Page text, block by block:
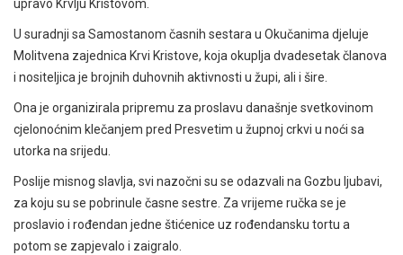
upravo Krvlju Kristovom.
U suradnji sa Samostanom časnih sestara u Okučanima djeluje
Molitvena zajednica Krvi Kristove, koja okuplja dvadesetak članova
i nositeljica je brojnih duhovnih aktivnosti u župi, ali i šire.
Ona je organizirala pripremu za proslavu današnje svetkovinom
cjelonoćnim klečanjem pred Presvetim u župnoj crkvi u noći sa
utorka na srijedu.
Poslije misnog slavlja, svi nazočni su se odazvali na Gozbu ljubavi,
za koju su se pobrinule časne sestre. Za vrijeme ručka se je
proslavio i rođendan jedne štićenice uz rođendansku tortu a
potom se zapjevalo i zaigralo.